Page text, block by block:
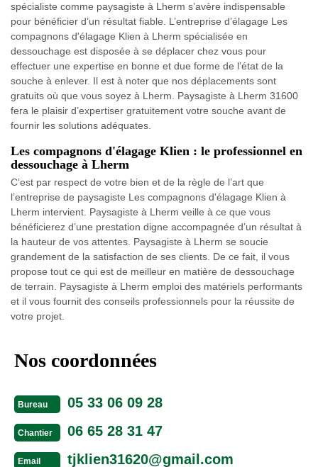
spécialiste comme paysagiste à Lherm s’avère indispensable
pour bénéficier d’un résultat fiable. L’entreprise d’élagage Les
compagnons d'élagage Klien à Lherm spécialisée en
dessouchage est disposée à se déplacer chez vous pour
effectuer une expertise en bonne et due forme de l’état de la
souche à enlever. Il est à noter que nos déplacements sont
gratuits où que vous soyez à Lherm. Paysagiste à Lherm 31600
fera le plaisir d’expertiser gratuitement votre souche avant de
fournir les solutions adéquates.
Les compagnons d'élagage Klien : le professionnel en
dessouchage à Lherm
C’est par respect de votre bien et de la règle de l’art que
l’entreprise de paysagiste Les compagnons d'élagage Klien à
Lherm intervient. Paysagiste à Lherm veille à ce que vous
bénéficierez d’une prestation digne accompagnée d’un résultat à
la hauteur de vos attentes. Paysagiste à Lherm se soucie
grandement de la satisfaction de ses clients. De ce fait, il vous
propose tout ce qui est de meilleur en matière de dessouchage
de terrain. Paysagiste à Lherm emploi des matériels performants
et il vous fournit des conseils professionnels pour la réussite de
votre projet.
Nos coordonnées
Bureau 05 33 06 09 28
Chantier 06 65 28 31 47
Email tjklien31620@gmail.com